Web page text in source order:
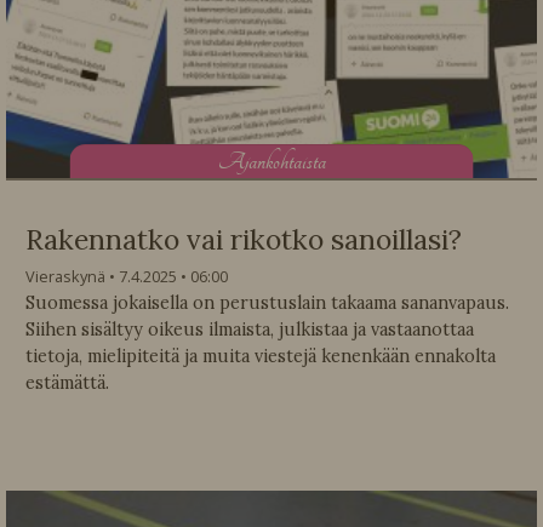
Ajankohtaista
Rakennatko vai rikotko sanoillasi?
Vieraskynä 7.4.2025
06:00
Suomessa jokaisella on perustuslain takaama sananvapaus.
Siihen sisältyy oikeus ilmaista, julkistaa ja vastaanottaa
tietoja, mielipiteitä ja muita viestejä kenenkään ennakolta
estämättä.